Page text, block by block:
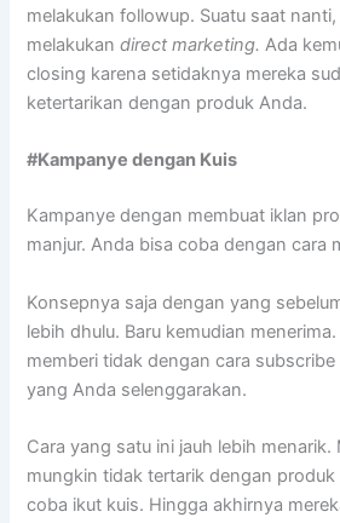
melakukan followup. Suatu saat
melakukandirect marketing.Ada
closing karena setidaknya mereka
ketertarikan dengan produk Anda.
#Kampanye dengan Kuis
Kampanye dengan membuat iklan
manjur. Anda bisa coba dengan cara
Konsepnya saja dengan yang
lebih dhulu. Baru kemudian
memberi tidak dengan cara
yang Anda selenggarakan.
Cara yang satu ini jauh lebih menarik.
mungkin tidak tertarik dengan
coba ikut kuis. Hingga akhirnya